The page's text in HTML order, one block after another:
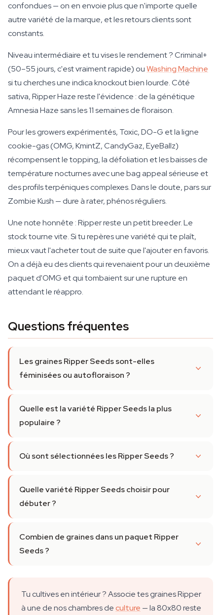
confondues — on en envoie plus que n'importe quelle
autre variété de la marque, et les retours clients sont
constants.
Niveau intermédiaire et tu vises le rendement ? Criminal+
(50–55 jours, c'est vraiment rapide) ouWashing Machine
si tu cherches une indica knockout bien lourde. Côté
sativa, Ripper Haze reste l'évidence : de la génétique
Amnesia Haze sans les 11 semaines de floraison.
Pour les growers expérimentés, Toxic, DO-G et la ligne
cookie-gas (OMG, KmintZ, CandyGaz, EyeBallz)
récompensent le topping, la défoliation et les baisses de
température nocturnes avec une bag appeal sérieuse et
des profils terpéniques complexes. Dans le doute, pars sur
Zombie Kush — dure à rater, phénos réguliers.
Une note honnête : Ripper reste un petit breeder. Le
stock tourne vite. Si tu repères une variété qui te plaît,
mieux vaut l'acheter tout de suite que l'ajouter en favoris.
On a déjà eu des clients qui revenaient pour un deuxième
paquet d'OMG et qui tombaient sur une rupture en
attendant le réappro.
Questions fréquentes
Les graines Ripper Seeds sont-elles
féminisées ou autofloraison ?
Quelle est la variété Ripper Seeds la plus
populaire ?
Où sont sélectionnées les Ripper Seeds ?
Quelle variété Ripper Seeds choisir pour
débuter ?
Combien de graines dans un paquet Ripper
Seeds ?
Tu cultives en intérieur ? Associe tes graines Ripper
à une de nos chambres deculture — la 80x80 reste